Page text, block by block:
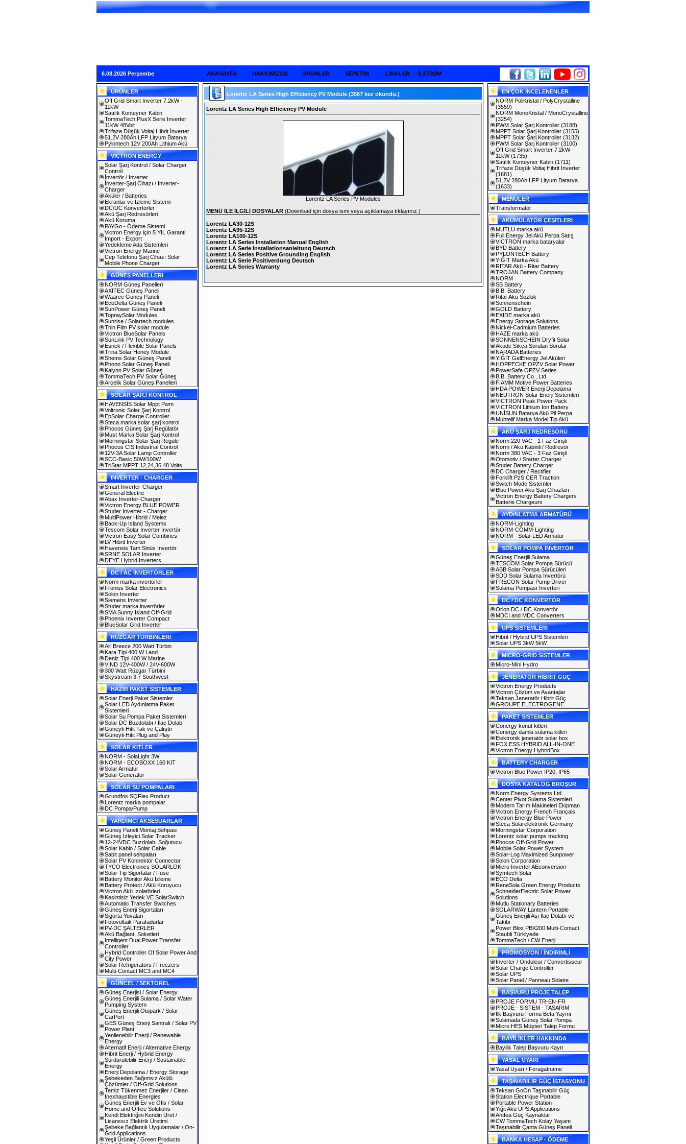
6.08.2026 Perşembe ANASAYFA HAKKIMIZDA ÜRÜNLER SEPETİM LİNKLER İLETİŞİM
ÜRÜNLER
Off Grid Smart Inverter 7.2kW -
11kW
Satılık Konteyner Kabin
TommaTech PlusX Serie Inverter
11kW 48Volt
Trifaze Düşük Voltaj Hibrit İnverter
51.2V 280Ah LFP Lityum Batarya
Pylontech 12V 200Ah Lithium Akü
VICTRON ENERGY
Solar Şarj Kontrol / Solar Charger
Control
İnvertör / Inverter
İnverter-Şarj Cihazı / Inverter-
Charger
Aküler / Batteries
Ekranlar ve İzleme Sistemi
DC/DC Konvertörler
Akü Şarj Redresörleri
Akü Koruma
PAYGo - Ödeme Sistemi
Victron Energy için 5 YIL Garanti
Import - Export
Yedekleme Ada Sistemleri
Victron Energy Marine
Cep Telefonu Şarj Cihazı Solar
Mobile Phone Charger
GÜNEŞ PANELLERI
NORM Güneş Panelleri
AXITEC Güneş Paneli
Waaree Güneş Paneli
EcoDelta Güneş Paneli
SunPower Güneş Paneli
TopraySolar Modules
Sunrise / Solartech modules
Thin Film PV solar module
Victron BlueSolar Panels
SunLink PV Technology
Esnek / Flexible Solar Panels
Trina Solar Honey Module
Shems Solar Güneş Paneli
Phono Solar Güneş Paneli
Kalyon PV Solar Güneş
TommaTech PV Solar Güneş
Arçelik Solar Güneş Panelleri
SOLAR ŞARJ KONTROL
HAVENSİS Solar Mppt Pwm
Voltronic Solar Şarj Kontrol
EpSolar Charge Controller
Steca marka solar şarj kontrol
Phocos Güneş Şarj Regülatör
Must Marka Solar Şarj Kontrol
Morningstar Solar Şarj Regüle
Phocos CIS Industrial Control
12V-3A Solar Lamp Controller
SCC-Basic 50W/100W
TriStar MPPT 12,24,36,48 Volts
INVERTER - CHARGER
Smart Inverter-Charger
General Electric
Abax Inverter-Charger
Victron Energy BLUE POWER
Studer Inverter - Charger
MultiPower Hibrid / Melez
Back-Up Island Systems
Tescom Solar İnverter İnvertör
Victron Easy Solar Combines
LV Hibrit İnverter
Havensis Tam Sinüs İnvertör
SRNE SOLAR Inverter
DEYE Hybrid Inverters
DC / AC İNVERTÖRLER
Norm marka invertörler
Fronius Solar Electronics
Solon Inverter
Siemens Inverter
Studer marka invertörler
SMA Sunny Island Off-Grid
Phoenix Inverter Compact
BlueSolar Grid Inverter
RÜZGAR TÜRBINLERI
Air Breeze 200 Watt Türbin
Kara Tipi 400 W Land
Deniz Tipi 400 W Marine
VIND 12V-400W / 24V-600W
300 Watt Rüzgar Türbini
Skystream 3.7 Southwest
HAZIR PAKET SİSTEMLER
Solar Enerji Paket Sistemler
Solar LED Aydınlatma Paket
Sistemleri
Solar Su Pompa Paket Sistemleri
Solar DC Buzdolabı / İlaç Dolabı
Güneyli-Hitit Tak ve Çalıştır
Güneyli-Hitit Plug and Play
SOLAR KITLER
NORM - SolaLight 3W
NORM - ECOBOXX 160 KIT
Solar Armatür
Solar Generator
SOLAR SU POMPALARI
Grundfos SQFlex Product
Lorentz marka pompalar
DC Pompa/Pump
YARDIMCI AKSESUARLAR
Güneş Paneli Montaj Sehpası
Güneş İzleyici Solar Tracker
12-24VDC Buzdolabı Soğutucu
Solar Kablo / Solar Cable
Sabit panel sehpaları
Solar PV Konnektör Connector
TYCO Electronics SOLARLOK
Solar Tip Sigortalar / Fuse
Battery Monitor Akü İzleme
Battery Protect / Akü Koruyucu
Victron Akü İzolatörleri
Kesintisiz Yedek VE SolarSwitch
Automatic Transfer Switches
Güneş Enerji Sigortaları
Sigorta Yuvaları
Fotovoltaik Parafadurlar
PV-DC ŞALTERLER
Akü Bağlantı Soketleri
Intelligent Dual Power Transfer
Controller
Hybrid Controller Of Solar Power And
City Power
Solar Refrigerators / Freezers
Multi-Contact MC3 and MC4
GÜNCEL / SEKTÖREL
Güneş Enerjisi / Solar Energy
Güneş Enerjili Sulama / Solar Water
Pumping System
Güneş Enerjili Otopark / Solar
CarPort
GES Güneş Enerji Santralı / Solar PV
Power Plant
Yenilenebilir Enerji / Renewable
Energy
Alternatif Enerji / Alternative Energy
Hibrit Enerji / Hybrid Energy
Sürdürülebilir Enerji / Sustainable
Energy
Enerji Depolama / Energy Storage
Şebekeden Bağımsız Akülü
Çözümler / Off-Grid Solutions
Temiz Tükenmez Enerjiler / Clean
Inexhaustible Energies
Güneş Enerjili Ev ve Ofis / Solar
Home and Office Solutions
Kendi Elektriğini Kendin Üret /
Lisanssız Elektrik Üretimi
Şebeke Bağlantılı Uygulamalar / On-
Grid Applications
Yeşil Ürünler / Green Products
Lorentz LA Series High Efficiency PV Module (3567 kez okundu.)
Lorentz LA Series High Efficiency PV Module
Lorentz LA Series PV Modules
MENÜ İLE İLGİLİ DOSYALAR (Download için dosya ismi veya açıklamaya tıklayınız.)
Lorentz LA30-12S
Lorentz LA95-12S
Lorentz LA100-12S
Lorentz LA Series Installation Manual English
Lorentz LA Serie Installationsanleitung Deutsch
Lorentz LA Series Positive Grounding English
Lorentz LA Serie Positiverdung Deutsch
Lorentz LA Series Warranty
EN ÇOK İNCELENENLER
NORM PoliKristal / PolyCrystalline
(3559)
NORM MonoKristal / MonoCrystalline
(3254)
PWM Solar Şarj Kontroller (3188)
MPPT Solar Şarj Kontroller (3155)
MPPT Solar Şarj Kontroller (3132)
PWM Solar Şarj Kontroller (3100)
Off Grid Smart Inverter 7.2kW -
11kW(1735)
Satılık Konteyner Kabin (1711)
Trifaze Düşük Voltaj Hibrit İnverter
(1681)
51.2V 280Ah LFP Lityum Batarya
(1633)
MENÜLER
Transformatör
AKÜMÜLATÖR ÇEŞITLERI
MUTLU marka akü
Full Energy Jel Akü Perpa Satış
VICTRON marka bataryalar
BYD Battery
PYLONTECH Battery
YİĞİT Marka Akü
RITAR Akü - Ritar Battery
TROJAN Battery Company
NORM
SB Battery
B.B. Battery
Ritar Akü Sözlük
Sonnenschein
GOLD Battery
EXIDE marka akü
Energy Storage Solutions
Nickel-Cadmium Batteries
HAZE marka akü
SONNENSCHEIN Dryfit Solar
Aküde Sıkça Sorulan Sorular
NARADA Batteries
YİĞİT GelEnergy Jel Aküleri
HOPPECKE OPZV Solar Power
PowerSafe OPZV Series
B.B. Battery Co., Ltd
FIAMM Motive Power Batteries
HDA POWER Enerji Depolama
NEUTRON Solar Enerji Sistemleri
VICTRON Peak Power Pack
VICTRON Lithium Ion Battery
UNİSUN Batarya Akü Pil Perpa
Muhtelif Marka Model Tip Akü
AKÜ ŞARJ REDRESÖRÜ
Norm 220 VAC - 1 Faz Girişli
Norm / Akü Kabinli / Redresör
Norm 380 VAC - 3 Faz Girişli
Otomotiv / Starter Charger
Studer Battery Charger
DC Charger / Rectifier
Forklift PzS CER Traction
Switch Mode Sistemler
Blue Power Akü Şarj Cihazları
Victron Energy Battery Chargers
Batterie Chargeurs
AYDıNLATMA ARMATÜRÜ
NORM-Lighting
NORM-COMM-Lighting
NORM - Solar LED Armatür
SOLAR POMPA İNVERTÖR
Güneş Enerjili Sulama
TESCOM Solar Pompa Sürücü
ABB Solar Pompa Sürücüleri
SDD Solar Sulama İnvertörü
FRECON Solar Pump Driver
Sulama Pompası İnverteri
DC / DC KONVERTÖR
Orion DC / DC Konvertör
MDCI and MDC Converters
UPS SISTEMLERI
Hibrit / Hybrid UPS Sistemleri
Solar UPS 3kW 5kW
MICRO-GRID SISTEMLER
Micro-Mini Hydro
JENERATÖR HİBRİT GÜÇ
Victron Energy Products
Victron Çözüm ve Avantajlar
Teksan Jeneratör Hibrit Güç
GROUPE ELECTROGENE
PAKET SISTEMLER
Conergy konut kitleri
Conergy damla sulama kitleri
Elektronik jeneratör solar box
FOX ESS HYBRID ALL-IN-ONE
Victron Energy HybridBox
BATTERY CHARGER
Victron Blue Power IP20, IP65
DOSYA KATALOG BROŞÜR
Norm Energy Systems Ltd.
Center Pivot Sulama Sistemleri
Modern Tarım Makineleri Ekipman
Victron Energy French Français
Victron Energy Blue Power
Steca Solarelektronik Germany
Morningstar Corporation
Lorentz solar pumps tracking
Phocos Off-Grid Power
Mobile Solar Power System
Solar-Log Maximized Sunpower
Solon Corporation
Micro Inverter AEconversion
Symtech Solar
ECO Delta
ReneSola Green Energy Products
SchneiderElectric Solar Power
Solutions
Mutlu Stationary Batteries
SOLARWAY Lantern Portable
Güneş Enerjili Aşı İlaç Dolabı ve
Takibi
Power Blox PBX200 Multi-Contact
Staubli Türkiyede
TommaTech / CW Enerji
PROMOSYON / İNDİRİMLİ
Inverter / Onduleur / Convertisseur
Solar Charge Controller
Solar UPS
Solar Panel / Panneau Solaire
BAŞVURU PROJE TALEP
PROJE FORMU TR-EN-FR
PROJE - SİSTEM - TASARIM
İlk Başvuru Formu Beta Yayını
Sulamada Güneş Solar Pompa
Micro HES Müşteri Talep Formu
BAYİLİKLER HAKKINDA
Bayilik Talep Başvuru Kayıt
YASAL UYARI
Yasal Uyarı / Feragatname
TAŞıNABILIR GÜÇ İSTASYONU
Teksan GoOn Taşınabilir Güç
Station Electrique Portable
Portable Power Station
Yiğit Akü UPS Applications
Antfea Güç Kaynakları
CW TommaTech Kolay Yaşam
Taşınabilir Çanta Güneş Paneli
BANKA HESAP - ÖDEME